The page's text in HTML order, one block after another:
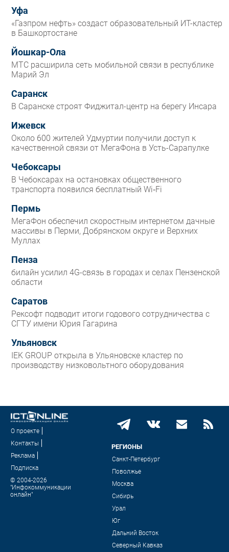
Уфа
«Газпром нефть» создаст образовательный ИТ-кластер
в Башкортостане
Йошкар-Ола
МТС расширила сеть мобильной связи в республике
Марий Эл
Саранск
В Саранске строят Фиджитал-центр на берегу Инсара
Ижевск
Около 600 жителей Удмуртии получили доступ к
качественной связи от МегаФона в Усть-Сарапулке
Чебоксары
В Чебоксарах на остановках общественного
транспорта появился бесплатный Wi‑Fi
Пермь
МегаФон обеспечил скоростным интернетом дачные
массивы в Перми, Добрянском округе и Верхних
Муллах
Пенза
билайн усилил 4G-связь в городах и селах Пензенской
области
Саратов
Рексофт подводит итоги годового сотрудничества с
СГТУ имени Юрия Гагарина
Ульяновск
IEK GROUP открыла в Ульяновске кластер по
производству низковольтного оборудования
О проекте
Контакты
Реклама
Подписка
© 2004-2026
"Инфокоммуникации
онлайн"
РЕГИОНЫ
Санкт-Петербург
Поволжье
Москва
Сибирь
Урал
Юг
Дальний Восток
Северный Кавказ